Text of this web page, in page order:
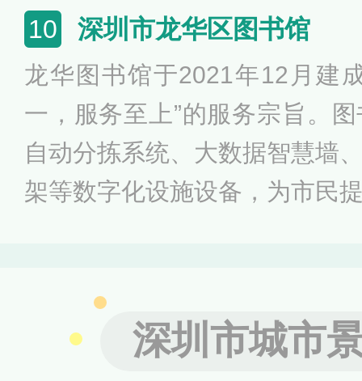
10 深圳市龙华区图书馆
龙华图书馆于2021年12月建
一，服务至上”的服务宗旨。
自动分拣系统、大数据智慧墙
架等数字化设施设备，为市民
情打造“龙华区诗词大会”“一
大赛、“二十四节气”等十大阅
深圳市城市